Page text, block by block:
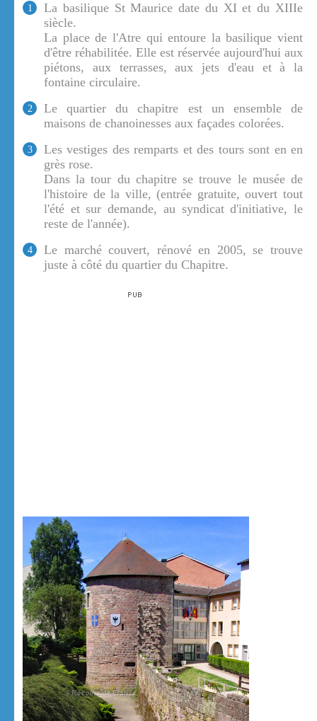
1
La basilique St Maurice date du XI et du XIIIe
siècle.
La place de l'Atre qui entoure la basilique vient
d'être réhabilitée. Elle est réservée aujourd'hui aux
piétons, aux terrasses, aux jets d'eau et à la
fontaine circulaire.
2
Le quartier du chapitre est un ensemble de
maisons de chanoinesses aux façades colorées.
3
Les vestiges des remparts et des tours sont en en
grès rose.
Dans la tour du chapitre se trouve le musée de
l'histoire de la ville, (entrée gratuite, ouvert tout
l'été et sur demande, au syndicat d'initiative, le
reste de l'année).
4
Le marché couvert, rénové en 2005, se trouve
juste à côté du quartier du Chapitre.